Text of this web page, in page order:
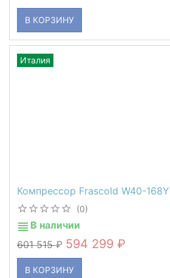
В КОРЗИНУ
Компрессор Frascold W40-168Y
(0)
В наличии
601 515
594 299
В КОРЗИНУ
Италия